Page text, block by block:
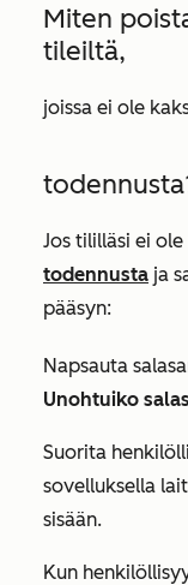
Miten
tileiltä,
joissa ei ole
Jos tililläsi ei
todennusta ja
pääsyn:
Napsauta
Unohtuiko
Suorita
sovelluksella
sisään.
Kun